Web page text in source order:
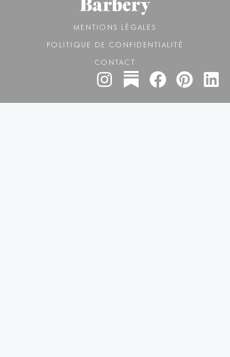
MENTIONS LÉGALES
POLITIQUE DE CONFIDENTIALITÉ
CONTACT